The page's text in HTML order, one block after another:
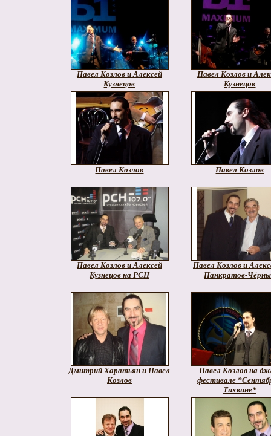
Павел Козлов и Алексей
Кузнецов
Павел Козлов и
Кузнецов
Павел Козлов Павел Козлов
Павел Козлов и Алексей
Кузнецов на РСН
Павел Козлов и
Панкратов-
Дмитрий Харатьян и Павел
Козлов
Павел Козлов на
фестивале
Тихвине*